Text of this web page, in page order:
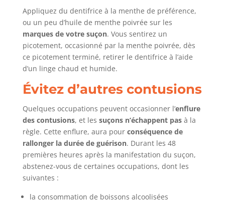
Appliquez du dentifrice à la menthe de préférence,
ou un peu d’huile de menthe poivrée sur les
marques de votre suçon. Vous sentirez un
picotement, occasionné par la menthe poivrée, dès
ce picotement terminé, retirer le dentifrice à l’aide
d’un linge chaud et humide.
Évitez d’autres contusions
Quelques occupations peuvent occasionner l’enflure
des contusions, et les suçons n’échappent pasà la
règle. Cette enflure, aura pour conséquence de
rallonger la durée de guérison. Durant les 48
premières heures après la manifestation du suçon,
abstenez-vous de certaines occupations, dont les
suivantes :
la consommation de boissons alcoolisées